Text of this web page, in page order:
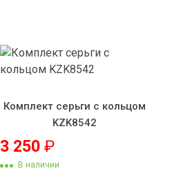
Комплект серьги с кольцом
KZK8542
3 250 ₽
В наличии